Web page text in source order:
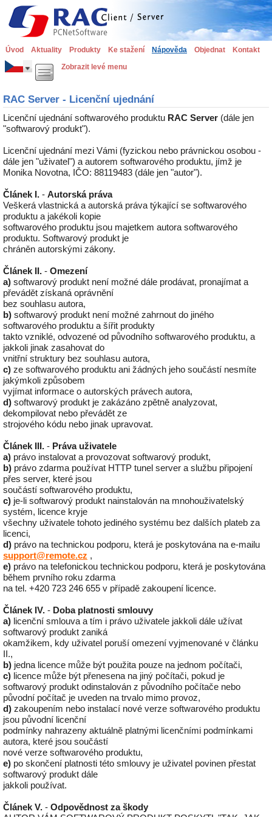
Úvod Aktuality Produkty Ke stažení Nápověda Objednat
Kontakt
Zobrazit levé menu
RAC Server - Licenční ujednání
Licenční ujednání softwarového produktu RAC Server (dále jen
"softwarový produkt").
Licenční ujednání mezi Vámi (fyzickou nebo právnickou osobou -
dále jen "uživatel") a autorem softwarového produktu, jímž je
Monika Novotna, IČO: 88119483 (dále jen "autor").
Článek I. - Autorská práva
Veškerá vlastnická a autorská práva týkající se softwarového
produktu a jakékoli kopie
softwarového produktu jsou majetkem autora softwarového
produktu. Softwarový produkt je
chráněn autorskými zákony.
Článek II. - Omezení
a) softwarový produkt není možné dále prodávat, pronajímat a
převádět získaná oprávnění
bez souhlasu autora,
b) softwarový produkt není možné zahrnout do jiného
softwarového produktu a šířit produkty
takto vzniklé, odvozené od původního softwarového produktu, a
jakkoli jinak zasahovat do
vnitřní struktury bez souhlasu autora,
c) ze softwarového produktu ani žádných jeho součástí nesmíte
jakýmkoli způsobem
vyjímat informace o autorských právech autora,
d) softwarový produkt je zakázáno zpětně analyzovat,
dekompilovat nebo převádět ze
strojového kódu nebo jinak upravovat.
Článek III. - Práva uživatele
a) právo instalovat a provozovat softwarový produkt,
b) právo zdarma používat HTTP tunel server a službu připojení
přes server, které jsou
součástí softwarového produktu,
c) je-li softwarový produkt nainstalován na mnohouživatelský
systém, licence kryje
všechny uživatele tohoto jediného systému bez dalších plateb za
licenci,
d) právo na technickou podporu, která je poskytována na e-mailu
support@remote.cz ,
e) právo na telefonickou technickou podporu, která je poskytována
během prvního roku zdarma
na tel. +420 723 246 655 v případě zakoupení licence.
Článek IV. - Doba platnosti smlouvy
a) licenční smlouva a tím i právo uživatele jakkoli dále užívat
softwarový produkt zaniká
okamžikem, kdy uživatel poruší omezení vyjmenované v článku
II.,
b) jedna licence může být použita pouze na jednom počítači,
c) licence může být přenesena na jiný počítači, pokud je
softwarový produkt odinstalován z původního počítače nebo
původní počítač je uveden na trvalo mimo provoz,
d) zakoupením nebo instalací nové verze softwarového produktu
jsou původní licenční
podmínky nahrazeny aktuálně platnými licenčními podmínkami
autora, které jsou součástí
nové verze softwarového produktu,
e) po skončení platnosti této smlouvy je uživatel povinen přestat
softwarový produkt dále
jakkoli používat.
Článek V. - Odpovědnost za škody